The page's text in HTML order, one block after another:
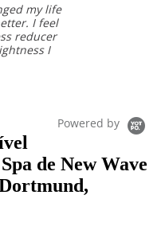
my life
I feel
reducer
I
Powered by
de New Wave